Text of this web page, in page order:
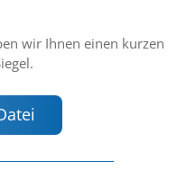
wir Ihnen einen kurzen